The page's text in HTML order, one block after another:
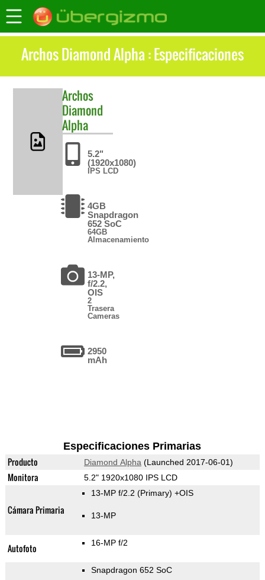
Archos Diamond Alpha : Especificaciones
Archos
Diamond
Alpha
5.2"
(1920x1080)
IPS LCD
4GB
Snapdragon
652 SoC
64GB
Almacenamiento
13-MP,
f/2.2,
OIS
2
Trasera
Cameras
2950
mAh
Especificaciones Primarias
Producto Diamond Alpha (Launched 2017-06-01)
Monitora 5.2" 1920x1080 IPS LCD
Cámara Primaria
13-MP f/2.2 (Primary) +OIS
13-MP
Autofoto 16-MP f/2
Snapdragon 652 SoC